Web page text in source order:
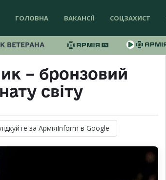
ГОЛОВНА ВАКАНСІЇ СОЦЗАХИСТ
ВЕТЕРАНА
– бронзовий
світу
за АрміяInform в Google